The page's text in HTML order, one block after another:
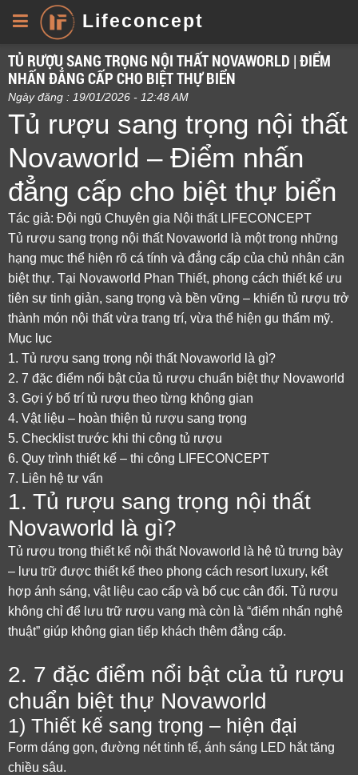
Lifeconcept
TỦ RƯỢU SANG TRỌNG NỘI THẤT NOVAWORLD | ĐIỂM
NHẤN ĐẲNG CẤP CHO BIỆT THỰ BIỂN
Ngày đăng : 19/01/2026 - 12:48 AM
Tủ rượu sang trọng nội thất
Novaworld – Điểm nhấn
đẳng cấp cho biệt thự biển
Tác giả: Đội ngũ Chuyên gia Nội thất LIFECONCEPT
Tủ rượu sang trọng nội thất Novaworld là một trong những
hạng mục thể hiện rõ cá tính và đẳng cấp của chủ nhân căn
biệt thự. Tại Novaworld Phan Thiết, phong cách thiết kế ưu
tiên sự tinh giản, sang trọng và bền vững – khiến tủ rượu trở
thành món nội thất vừa trang trí, vừa thể hiện gu thẩm mỹ.
Mục lục
1. Tủ rượu sang trọng nội thất Novaworld là gì?
2. 7 đặc điểm nổi bật của tủ rượu chuẩn biệt thự Novaworld
3. Gợi ý bố trí tủ rượu theo từng không gian
4. Vật liệu – hoàn thiện tủ rượu sang trọng
5. Checklist trước khi thi công tủ rượu
6. Quy trình thiết kế – thi công LIFECONCEPT
7. Liên hệ tư vấn
1. Tủ rượu sang trọng nội thất
Novaworld là gì?
Tủ rượu trong thiết kế nội thất Novaworld là hệ tủ trưng bày
– lưu trữ được thiết kế theo phong cách resort luxury, kết
hợp ánh sáng, vật liệu cao cấp và bố cục cân đối. Tủ rượu
không chỉ để lưu trữ rượu vang mà còn là “điểm nhấn nghệ
thuật” giúp không gian tiếp khách thêm đẳng cấp.
2. 7 đặc điểm nổi bật của tủ rượu
chuẩn biệt thự Novaworld
1) Thiết kế sang trọng – hiện đại
Form dáng gọn, đường nét tinh tế, ánh sáng LED hắt tăng
chiều sâu.